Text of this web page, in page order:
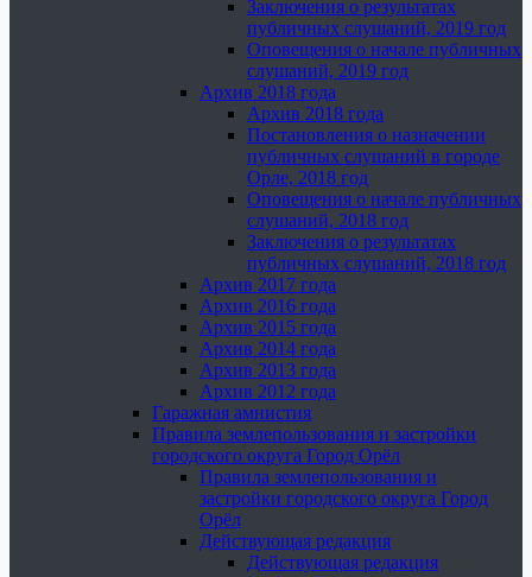
Заключения о результатах
публичных слушаний, 2019 год
Оповещения о начале публичных
слушаний, 2019 год
Архив 2018 года
Архив 2018 года
Постановления о назначении
публичных слушаний в городе
Орле, 2018 год
Оповещения о начале публичных
слушаний, 2018 год
Заключения о результатах
публичных слушаний, 2018 год
Архив 2017 года
Архив 2016 года
Архив 2015 года
Архив 2014 года
Архив 2013 года
Архив 2012 года
Гаражная амнистия
Правила землепользования и застройки
городского округа Город Орёл
Правила землепользования и
застройки городского округа Город
Орёл
Действующая редакция
Действующая редакция